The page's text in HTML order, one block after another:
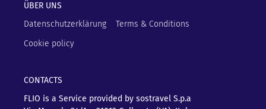
ÜBER UNS
Datenschutzerklärung
Terms & Conditions
Cookie policy
CONTACTS
FLIO is a Service provided by sostravel S.p.a